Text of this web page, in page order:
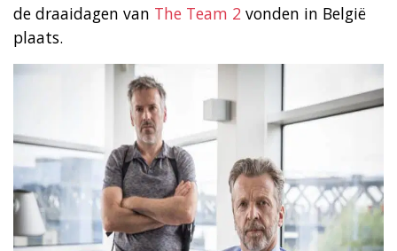
de draaidagen van The Team 2 vonden in België
plaats.